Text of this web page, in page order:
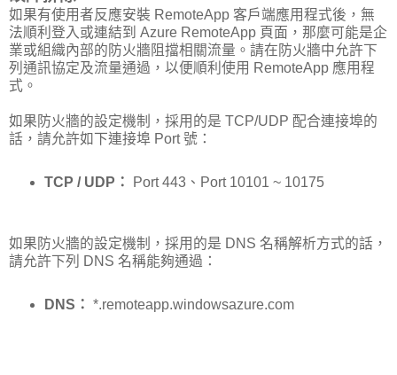
如果有使用者反應安裝 RemoteApp 客戶端應用程式後，無
法順利登入或連結到 Azure RemoteApp 頁面，那麼可能是企
業或組織內部的防火牆阻擋相關流量。請在防火牆中允許下
列通訊協定及流量通過，以便順利使用 RemoteApp 應用程
式。
如果防火牆的設定機制，採用的是 TCP/UDP 配合連接埠的
話，請允許如下連接埠 Port 號：
TCP / UDP： Port 443、Port 10101 ~ 10175
如果防火牆的設定機制，採用的是 DNS 名稱解析方式的話，
請允許下列 DNS 名稱能夠通過：
DNS： *.remoteapp.windowsazure.com